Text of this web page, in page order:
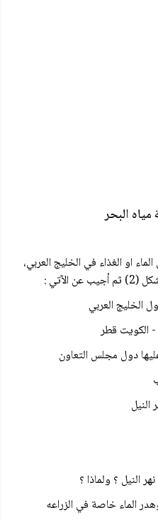
مياه البحر
او الغذاء في الخليج العربي،
الخليج العربي
- الكويت قطر
دول مجلس التعاون
النيل
النيل ؟ ولماذا ؟
الماء خاصة في الزراعه